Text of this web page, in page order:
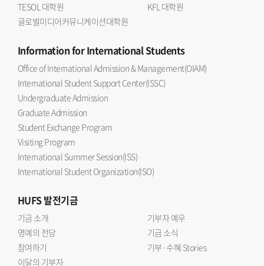
TESOL 대학원
KFL 대학원
글로벌미디어커뮤니케이션대학원
Informationfor International Students
Office of International Admission & Management(OIAM)
International Student Support Center(ISSC)
Undergraduate Admission
Graduate Admission
Student Exchange Program
Visiting Program
International Summer Session(ISS)
International Student Organization(ISO)
HUFS발전기금
기금 소개
기부자 예우
명예의 전당
기금 소식
참여하기
기부·수혜 Stories
이달의 기부자